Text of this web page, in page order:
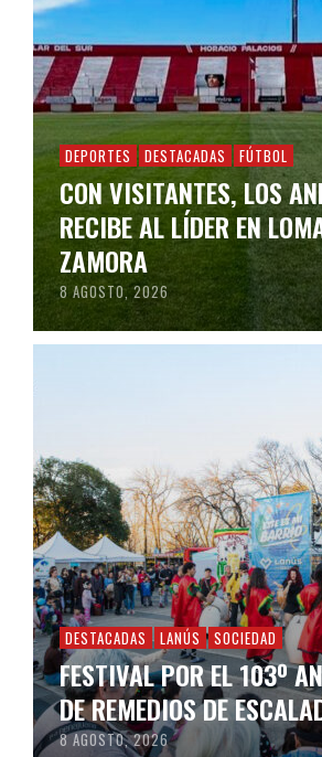
DEPORTES DESTACADAS FÚTBOL
CON VISITANTES, LOS
RECIBE AL LÍDER EN
ZAMORA
8 AGOSTO, 2026
DESTACADAS LANÚS SOCIEDAD
FESTIVAL POR EL 103º
DE REMEDIOS DE
8 AGOSTO, 2026